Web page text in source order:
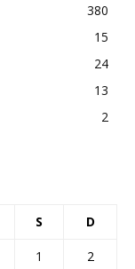
380
15
24
13
2
S D
1
2